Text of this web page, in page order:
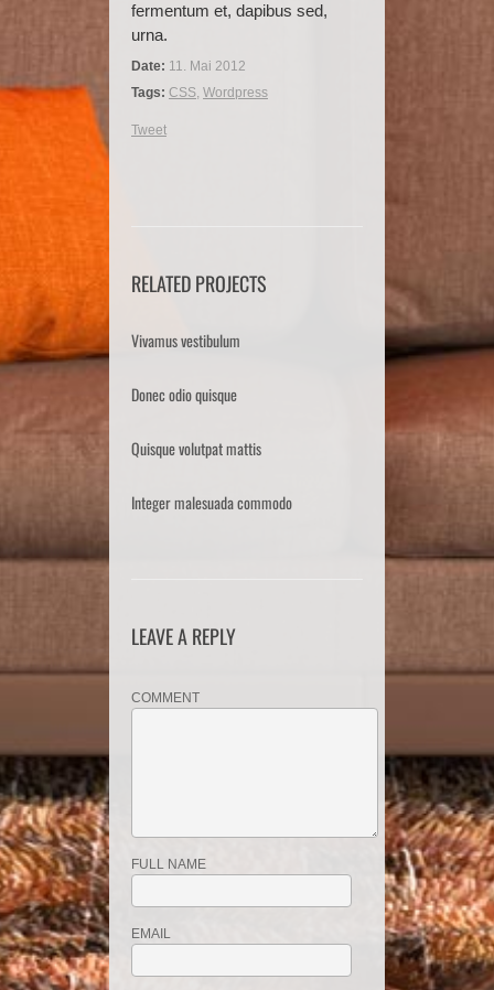
fermentum et, dapibus sed,
urna.
Date: 11. Mai 2012
Tags: CSS, Wordpress
Tweet
RELATED PROJECTS
Vivamus vestibulum
Donec odio quisque
Quisque volutpat mattis
Integer malesuada commodo
LEAVE A REPLY
COMMENT
FULL NAME
EMAIL